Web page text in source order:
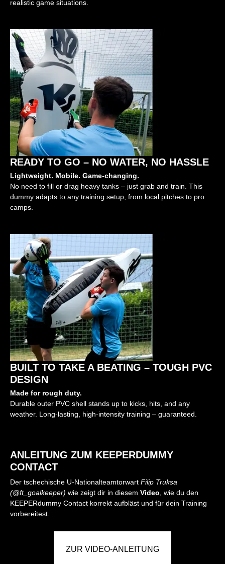
realistic game situations.
READY TO GO – NO WATER, NO HASSLE
Lightweight. Mobile. Game-changing.
No need to fill or drag heavy tanks – just grab and train. This
dummy adapts to any training setup, from local pitches to pro
camps.
BUILT TO TAKE A BEATING – TOUGH PVC
DESIGN
Made for rough duty.
Durable outer PVC shell stands up to kicks, hits, and any
weather. Long-lasting, high-intensity training – guaranteed.
ANLEITUNG ZUM KEEPERDUMMY
CONTACT
Der tschechische U-Nationalteamtorwart Filip Truksa
(@ft_goalkeeper) wie zeigt dir in diesem Video , wie du den
KEEPERdummy Contact korrekt aufbläst und für dein Training
vorbereitest.
ZUR VIDEO-ANLEITUNG